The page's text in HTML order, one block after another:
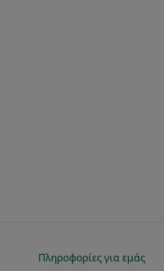
Πληροφορίες για εμάς